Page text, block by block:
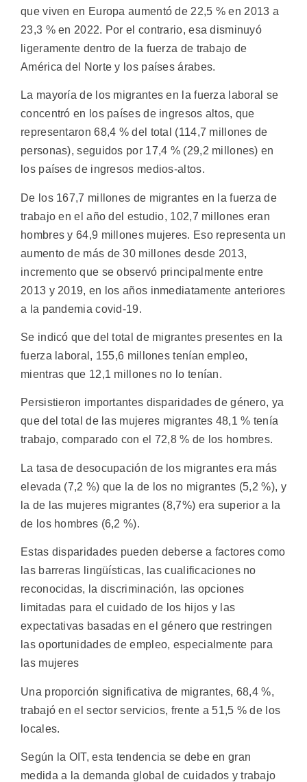
que viven en Europa aumentó de 22,5 % en 2013 a
23,3 % en 2022. Por el contrario, esa disminuyó
ligeramente dentro de la fuerza de trabajo de
América del Norte y los países árabes.
La mayoría de los migrantes en la fuerza laboral se
concentró en los países de ingresos altos, que
representaron 68,4 % del total (114,7 millones de
personas), seguidos por 17,4 % (29,2 millones) en
los países de ingresos medios-altos.
De los 167,7 millones de migrantes en la fuerza de
trabajo en el año del estudio, 102,7 millones eran
hombres y 64,9 millones mujeres. Eso representa un
aumento de más de 30 millones desde 2013,
incremento que se observó principalmente entre
2013 y 2019, en los años inmediatamente anteriores
a la pandemia covid-19.
Se indicó que del total de migrantes presentes en la
fuerza laboral, 155,6 millones tenían empleo,
mientras que 12,1 millones no lo tenían.
Persistieron importantes disparidades de género, ya
que del total de las mujeres migrantes 48,1 % tenía
trabajo, comparado con el 72,8 % de los hombres.
La tasa de desocupación de los migrantes era más
elevada (7,2 %) que la de los no migrantes (5,2 %), y
la de las mujeres migrantes (8,7%) era superior a la
de los hombres (6,2 %).
Estas disparidades pueden deberse a factores como
las barreras lingüísticas, las cualificaciones no
reconocidas, la discriminación, las opciones
limitadas para el cuidado de los hijos y las
expectativas basadas en el género que restringen
las oportunidades de empleo, especialmente para
las mujeres
Una proporción significativa de migrantes, 68,4 %,
trabajó en el sector servicios, frente a 51,5 % de los
locales.
Según la OIT, esta tendencia se debe en gran
medida a la demanda global de cuidados y trabajo